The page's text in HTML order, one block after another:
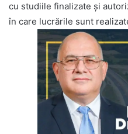
cu studiile finalizate și
în care lucrările sunt